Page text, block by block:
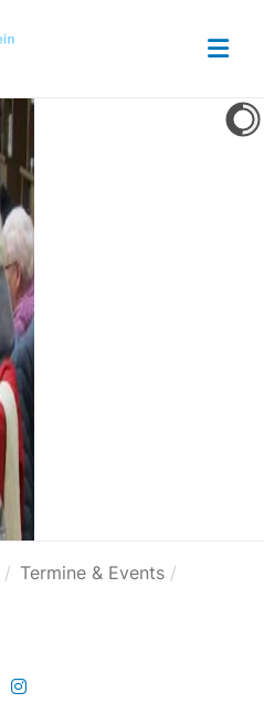
Termine & Events